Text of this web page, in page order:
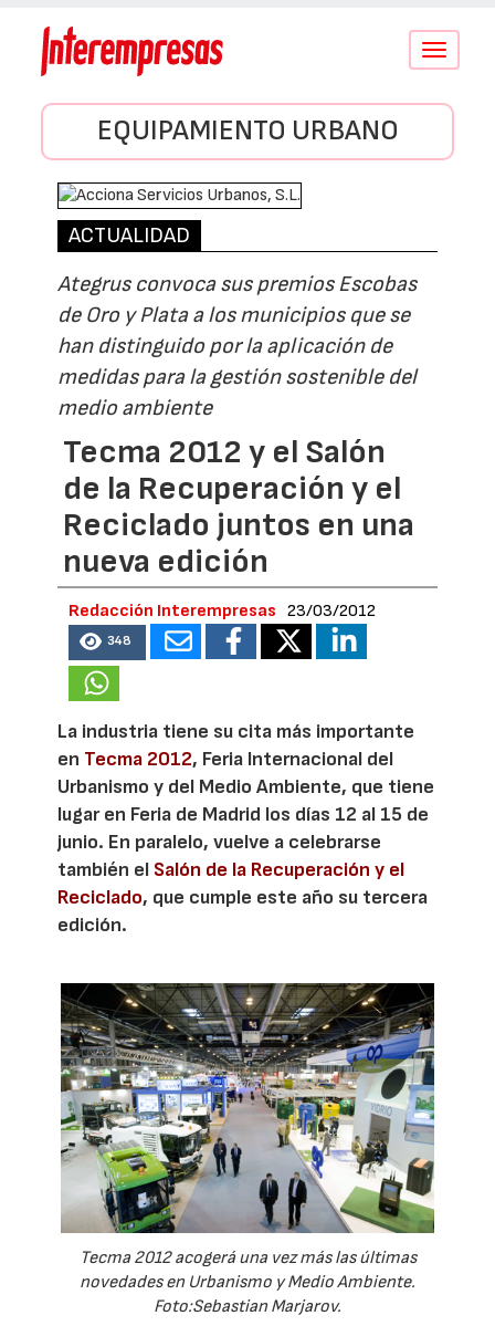
Conmutar
EQUIPAMIENTO URBANO
ACTUALIDAD
Ategrus convoca sus premios Escobas
de Oro y Plata a los municipios que se
han distinguido por la aplicación de
medidas para la gestión sostenible del
medio ambiente
Tecma 2012 y el Salón
de la Recuperación y el
Reciclado juntos en una
nueva edición
Redacción Interempresas 23/03/2012
348
La industria tiene su cita más importante
en Tecma 2012, Feria Internacional del
Urbanismo y del Medio Ambiente, que tiene
lugar en Feria de Madrid los días 12 al 15 de
junio. En paralelo, vuelve a celebrarse
también el Salón de la Recuperación y el
Reciclado, que cumple este año su tercera
edición.
Tecma 2012 acogerá una vez más las últimas
novedades en Urbanismo y Medio Ambiente.
Foto:Sebastian Marjarov.